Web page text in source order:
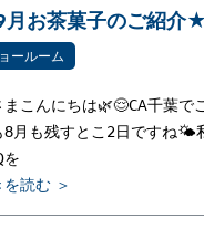
お茶菓子のご紹介★
ールーム
まこんにちは🌿😌CA千葉で
8月も残すとこ2日ですね🌤
を
読む ＞